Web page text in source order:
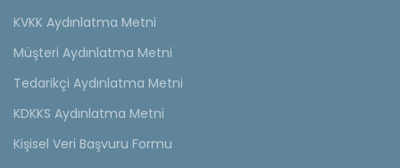
KVKK Aydınlatma Metni
Müşteri Aydınlatma Metni
Tedarikçi Aydınlatma Metni
KDKKS Aydınlatma Metni
Kişisel Veri Başvuru Formu